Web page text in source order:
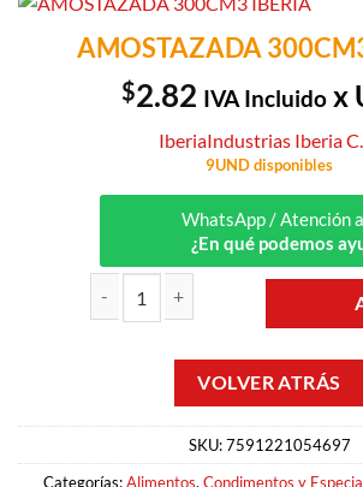
AMOSTAZADA
$2.82 IVA Incluidox
IberiaIndustrias Iberia
9UND disponibles
WhatsApp / Atención
¿En qué podemos
AMOSTAZADA 300CM3 IBERIA cantidad
SKU:7591221054697
Categorías:Alimentos, Condimentos y